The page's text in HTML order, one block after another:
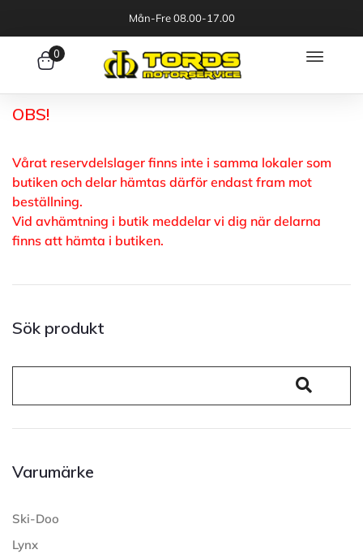
Mån-Fre 08.00-17.00
0
OBS!
Vårat reservdelslager finns inte i samma lokaler som
butiken och delar hämtas därför endast fram mot
beställning.
Vid avhämtning i butik meddelar vi dig när delarna
finns att hämta i butiken.
Sök produkt
Varumärke
Ski-Doo
Lynx